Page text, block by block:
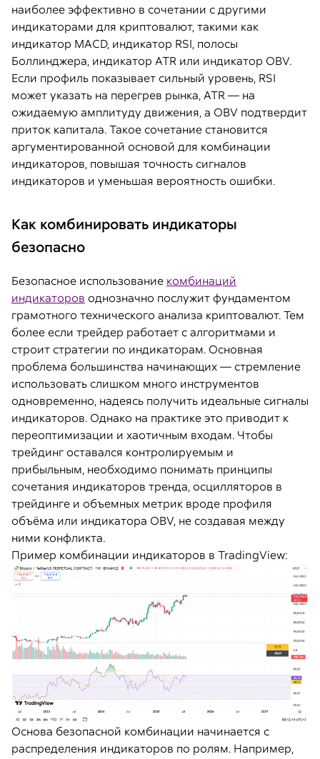
наиболее эффективно в сочетании с другими
индикаторами для криптовалют, такими как
индикатор MACD, индикатор RSI, полосы
Боллинджера, индикатор ATR или индикатор OBV.
Если профиль показывает сильный уровень, RSI
может указать на перегрев рынка, ATR — на
ожидаемую амплитуду движения, а OBV подтвердит
приток капитала. Такое сочетание становится
аргументированной основой для комбинации
индикаторов, повышая точность сигналов
индикаторов и уменьшая вероятность ошибки.
Как комбинировать индикаторы
безопасно
Безопасное использование комбинаций
индикаторов однозначно послужит фундаментом
грамотного технического анализа криптовалют. Тем
более если трейдер работает с алгоритмами и
строит стратегии по индикаторам. Основная
проблема большинства начинающих — стремление
использовать слишком много инструментов
одновременно, надеясь получить идеальные сигналы
индикаторов. Однако на практике это приводит к
переоптимизации и хаотичным входам. Чтобы
трейдинг оставался контролируемым и
прибыльным, необходимо понимать принципы
сочетания индикаторов тренда, осцилляторов в
трейдинге и объемных метрик вроде профиля
объёма или индикатора OBV, не создавая между
ними конфликта.
Пример комбинации индикаторов в TradingView:
Основа безопасной комбинации начинается с
распределения индикаторов по ролям. Например,